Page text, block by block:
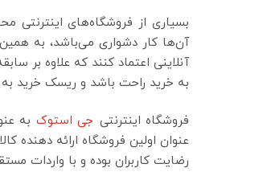
بسیاری از فروشگاه‌های اینترنتی
آن‌ها کار دشواری می‌باشد، به
آنلاینی اعتماد کنند که علاوه بر
به خرید راحت باشد و ریسک خرید
فروشگاه اینترنتی جی استوک به
رضایت کاربران بوده و با واردات